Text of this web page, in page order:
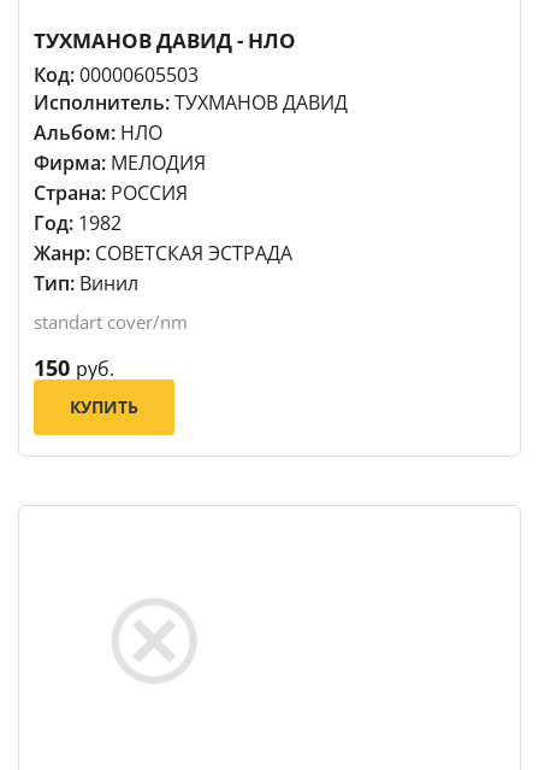
ТУХМАНОВ ДАВИД - НЛО
Код:00000605503
Исполнитель:ТУХМАНОВ ДАВИД
Альбом: НЛО
Фирма: МЕЛОДИЯ
Страна: РОССИЯ
Год: 1982
Жанр: СОВЕТСКАЯ ЭСТРАДА
Тип: Винил
standart cover/nm
150 руб.
КУПИТЬ